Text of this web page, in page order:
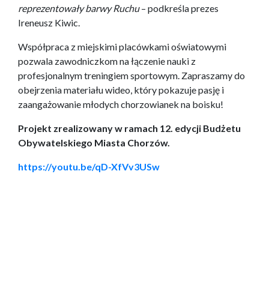
reprezentowały barwy Ruchu– podkreśla prezes
Ireneusz Kiwic.
Współpraca z miejskimi placówkami oświatowymi
pozwala zawodniczkom na łączenie nauki z
profesjonalnym treningiem sportowym. Zapraszamy do
obejrzenia materiału wideo, który pokazuje pasję i
zaangażowanie młodych chorzowianek na boisku!
Projekt zrealizowany w ramach 12. edycji Budżetu
Obywatelskiego Miasta Chorzów.
https://youtu.be/qD-XfVv3USw